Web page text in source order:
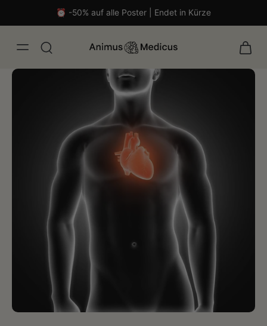
⏰ -50% auf alle Poster | Endet in Kürze